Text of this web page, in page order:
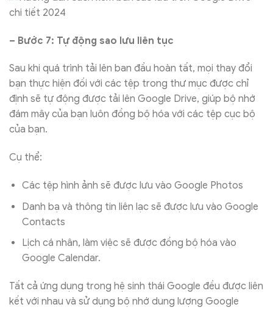
– Bước 7: Tự động sao lưu liên tục
Sau khi quá trình tải lên ban đầu hoàn tất, mọi thay đổi
bạn thực hiện đối với các tệp trong thư mục được chỉ
định sẽ tự động được tải lên Google Drive, giúp bộ nhớ
đám mây của bạn luôn đồng bộ hóa với các tệp cục bộ
của bạn.
Cụ thể:
Các tệp hình ảnh sẽ được lưu vào Google Photos
Danh bạ và thông tin liên lạc sẽ được lưu vào Google
Contacts
Lịch cá nhân, làm việc sẽ được đồng bộ hóa vào
Google Calendar.
Tất cả ứng dụng trong hệ sinh thái Google đều được liên
kết với nhau và sử dụng bộ nhớ dung lượng Google